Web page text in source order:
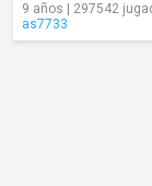
9 años | 297542
as7733